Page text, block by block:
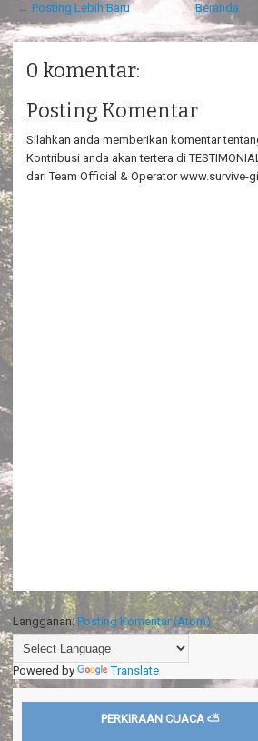
← Posting Lebih Baru Beranda
0 komentar:
Posting Komentar
Silahkan anda memberikan komentar
Kontribusi anda akan tertera di
dari Team Official & Operator www.survive-
Langganan: Posting Komentar (Atom)
Powered by Translate
PERKIRAAN CUACA ⛅